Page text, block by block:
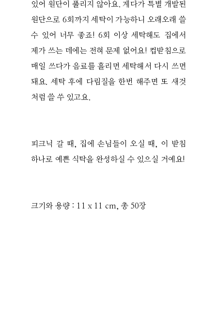
있어 원단이 풀리지 않아요. 게다가 특별 개발된
원단으로 6회까지 세탁이 가능하니 오래오래 쓸
수 있어 너무 좋죠! 6회 이상 세탁해도 집에서
제가 쓰는 데에는 전혀 문제 없어요! 컵받침으로
매일 쓰다가 음료를 흘리면 세탁해서 다시 쓰면
돼요. 세탁 후에 다림질을 한번 해주면 또 새것
처럼 쓸 쑤 있고요.
피크닉 갈 때, 집에 손님들이 오실 때, 이 받침
하나로 예쁜 식탁을 완성하실 수 있으실 거예요!
크기와 용량 : 11 x 11 cm, 총 50장